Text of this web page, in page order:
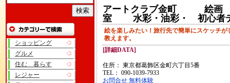
ショッピング
グルメ
住む 暮らす
レジャー
アートクラブ金町 絵
室 水彩・油彩・ 初心者
絵を楽しみたい！旅行先で簡単にスケッチ
教えます。
[詳細DATA]
住所： 東京都葛飾区金町六丁目5番
TEL： 090-1039-7933
お問合せ 無料体験